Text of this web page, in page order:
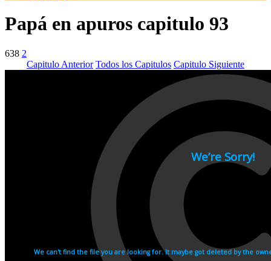
Papá en apuros capitulo 93
638 2
Capitulo Anterior Todos los Capitulos Capitulo Siguiente